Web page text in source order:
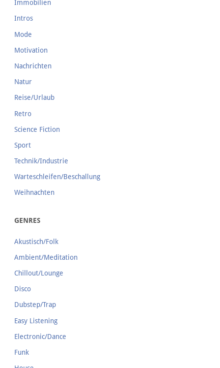
Immobilien
Intros
Mode
Motivation
Nachrichten
Natur
Reise/Urlaub
Retro
Science Fiction
Sport
Technik/Industrie
Warteschleifen/Beschallung
Weihnachten
GENRES
Akustisch/Folk
Ambient/Meditation
Chillout/Lounge
Disco
Dubstep/Trap
Easy Listening
Electronic/Dance
Funk